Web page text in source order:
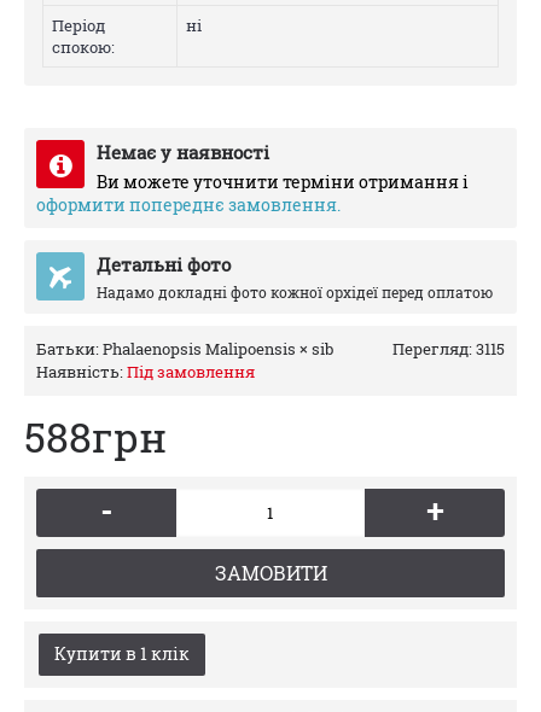
Період
спокою:
нi
Немає у наявності
Ви можете уточнити терміни отримання і
оформити попереднє замовлення.
Детальні фото
Надамо докладні фото кожної орхідеї перед оплатою
Перегляд: 3115
Батьки:Phalaenopsis Malipoensis × sib
Наявність:Пiд замовлення
588грн
- +
ЗАМОВИТИ
Купити в 1 клiк